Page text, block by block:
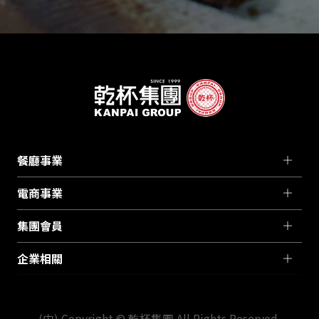
餐廳事業
電商事業
集團會員
企業相關